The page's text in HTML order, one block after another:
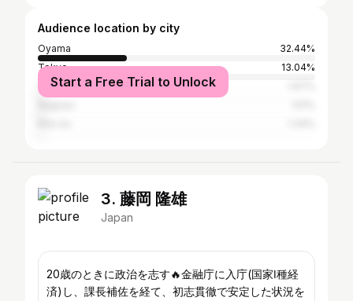
Audience location by city
Oyama
32.44%
Tokyo
13.04%
YukiStart a Free Trial to Unlock
3. 藤岡 隆雄
Japan
20歳のときに政治を志す🔥金融庁に入庁(国家Ⅰ種経
済)し、課長補佐を経て、初志貫徹で安定した状況を